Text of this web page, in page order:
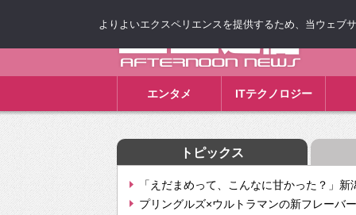
エンタメ ITテクノロジー
トピックス
「えだまめって、こんなに甘かった？」新
プリングルズ×ウルトラマンの新フレーバ
よりよいエクスペリエンスを提供するため、当ウェ